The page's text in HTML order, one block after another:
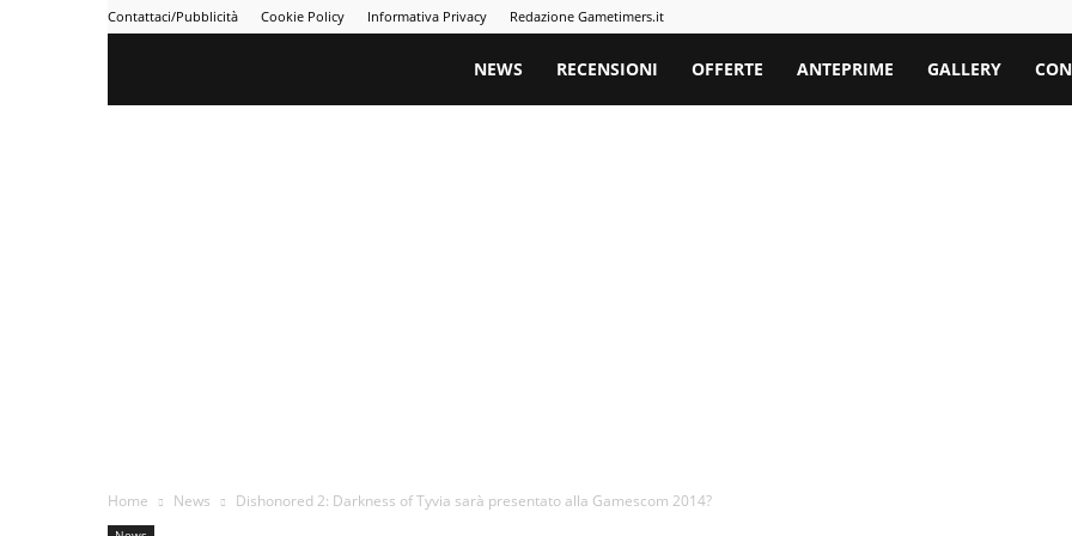
Contattaci/Pubblicità Cookie Policy Informativa Privacy Redazione Gametimers.it
Gametimers
NEWS RECENSIONI OFFERTE ANTEPRIME GALLERY
Home News Dishonored 2: Darkness of Tyvia sarà presentato alla Gamescom 2014?